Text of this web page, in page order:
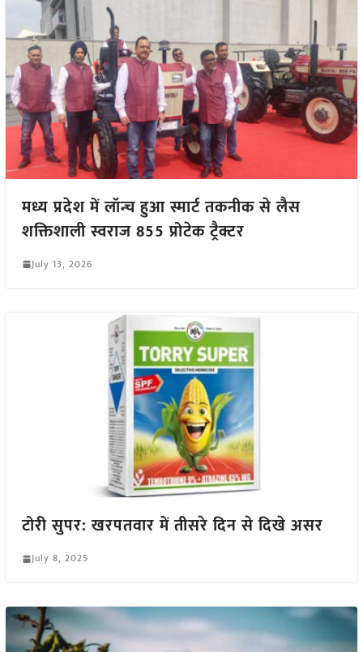
मध्य प्रदेश में लॉन्च हुआ स्मार्ट तकनीक से लैस
शक्तिशाली स्वराज 855 प्रोटेक ट्रैक्टर
July 13, 2026
टोरी सुपर: खरपतवार में तीसरे दिन से दिखे असर
July 8, 2025